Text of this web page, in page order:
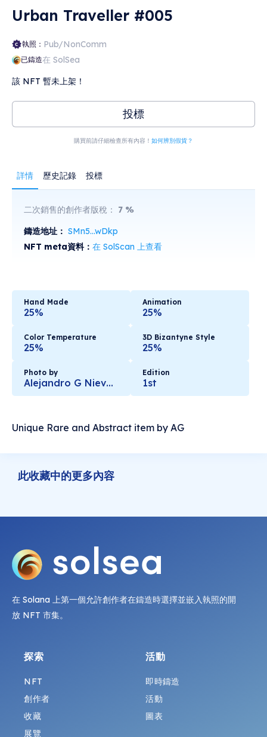
Urban Traveller #005
執照： Pub/NonComm
已鑄造在 SolSea
該 NFT 暫未上架！
投標
購買前請仔細檢查所有內容！ 如何辨別假貨？
詳情 歷史記錄 投標
二次銷售的創作者版稅： 7 %
鑄造地址： SMn5...wDkp
NFT meta資料： 在 SolScan 上查看
Hand Made
25%
Animation
25%
Color Temperature
25%
3D Bizantyne Style
25%
Photo by
Alejandro G Nieves Pastrana
Edition
1st
Unique Rare and Abstract item by AG
此收藏中的更多內容
在 Solana 上第一個允許創作者在鑄造時選擇並嵌入執照的開
放 NFT 市集。
探索
NFT
創作者
收藏
展覽
活動
即時鑄造
活動
圖表